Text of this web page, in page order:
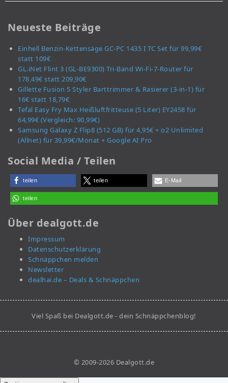
Neueste Beiträge
Einhell Benzin-Kettensäge GC-PC 1435 I TC Set für 99,99€
statt 109€
GL.iNet Flint 3 (GL-BE9300) Tri-Band Wi-Fi-7-Router für
178,49€ statt 209,90€
Gillette Fusion 5 Styler Barttrimmer & Rasierer (3-in-1) für
16€ statt 18,79€
Tefal Easy Fry Max Heißluftfritteuse (5 Liter) EY2458 für
64,99€ (Vergleich: 90,99€)
Samsung Galaxy Z Flip8 (512 GB) für 4,95€ + o2 Unlimited
(Allnet) für 39,99€/Monat + Google AI Pro
Social Media / Teilen
teilen teilen E-Mail
teilen
Über dealgott.de
Impressum
Datenschutzerklärung
Schnäppchen melden
Newsletter
dealhai.de – Deals & Schnäppchen
Viel Spaß bei Dealgott.de - dein Schnäppchenblog!
© 2009-2026 Dealgott.de